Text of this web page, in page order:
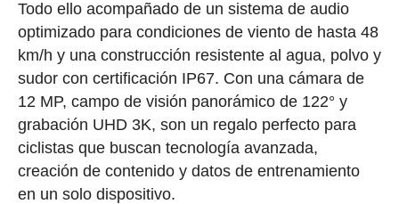
Todo ello acompañado de un sistema de audio
optimizado para condiciones de viento de hasta 48
km/h y una construcción resistente al agua, polvo y
sudor con certificación IP67. Con una cámara de
12 MP, campo de visión panorámico de 122° y
grabación UHD 3K, son un regalo perfecto para
ciclistas que buscan tecnología avanzada,
creación de contenido y datos de entrenamiento
en un solo dispositivo.